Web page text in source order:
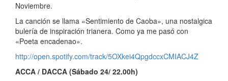
Noviembre.
La canción se llama «Sentimiento de Caoba», una nostalgica
bulería de inspiración trianera. Como ya me pasó con
«Poeta encadenao».
http://open.spotify.com/track/5OXkei4QpgdccxCMIACJ4Z
ACCA / DACCA (Sábado 24/ 22.00h)